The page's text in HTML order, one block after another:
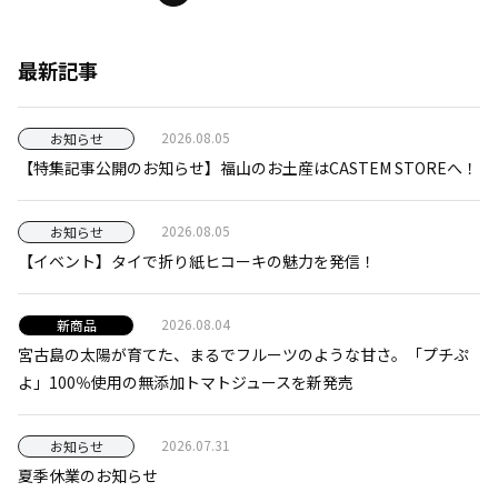
最新記事
お知らせ 2026.08.05
【特集記事公開のお知らせ】福山のお土産はCASTEM STOREへ！
お知らせ 2026.08.05
【イベント】タイで折り紙ヒコーキの魅力を発信！
新商品 2026.08.04
宮古島の太陽が育てた、まるでフルーツのような甘さ。「プチぷ
よ」100％使用の無添加トマトジュースを新発売
お知らせ 2026.07.31
夏季休業のお知らせ